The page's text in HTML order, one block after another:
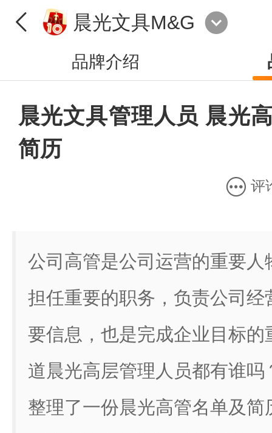
晨光文具M&G
品牌介绍
晨光文具管理人员 晨光
简历
评
公司高管是公司运营的重要
担任重要的职务，负责公司
要信息，也是完成企业目标
道晨光高层管理人员都有谁
整理了一份晨光高管名单及